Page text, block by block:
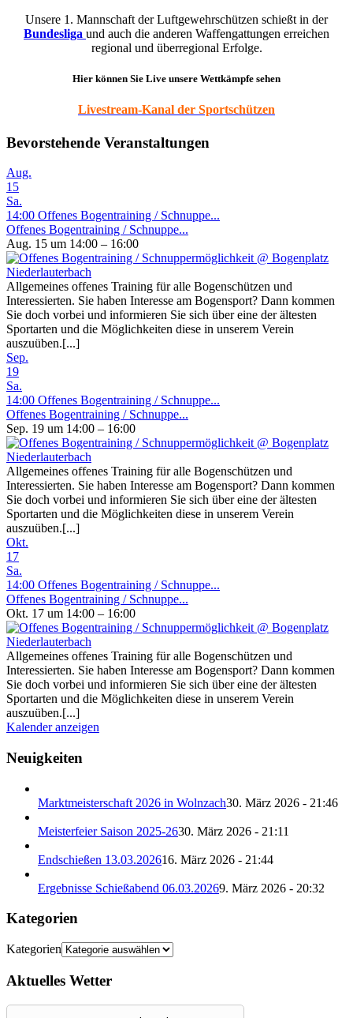
Unsere 1. Mannschaft der Luftgewehrschützen schießt in der
Bundesliga und auch die anderen Waffengattungen erreichen
regional und überregional Erfolge.
Hier können Sie Live unsere Wettkämpfe sehen
Livestream-Kanal der Sportschützen
Bevorstehende Veranstaltungen
Aug.
15
Sa.
14:00 Offenes Bogentraining / Schnuppe...
Offenes Bogentraining / Schnuppe...
Aug. 15 um 14:00 – 16:00
Allgemeines offenes Training für alle Bogenschützen und
Interessierten. Sie haben Interesse am Bogensport? Dann kommen
Sie doch vorbei und informieren Sie sich über eine der ältesten
Sportarten und die Möglichkeiten diese in unserem Verein
auszuüben.[...]
Sep.
19
Sa.
14:00 Offenes Bogentraining / Schnuppe...
Offenes Bogentraining / Schnuppe...
Sep. 19 um 14:00 – 16:00
Allgemeines offenes Training für alle Bogenschützen und
Interessierten. Sie haben Interesse am Bogensport? Dann kommen
Sie doch vorbei und informieren Sie sich über eine der ältesten
Sportarten und die Möglichkeiten diese in unserem Verein
auszuüben.[...]
Okt.
17
Sa.
14:00 Offenes Bogentraining / Schnuppe...
Offenes Bogentraining / Schnuppe...
Okt. 17 um 14:00 – 16:00
Allgemeines offenes Training für alle Bogenschützen und
Interessierten. Sie haben Interesse am Bogensport? Dann kommen
Sie doch vorbei und informieren Sie sich über eine der ältesten
Sportarten und die Möglichkeiten diese in unserem Verein
auszuüben.[...]
Kalender anzeigen
Neuigkeiten
Marktmeisterschaft 2026 in Wolnzach30. März 2026 - 21:46
Meisterfeier Saison 2025-2630. März 2026 - 21:11
Endschießen 13.03.202616. März 2026 - 21:44
Ergebnisse Schießabend 06.03.20269. März 2026 - 20:32
Kategorien
Kategorien
Aktuelles Wetter